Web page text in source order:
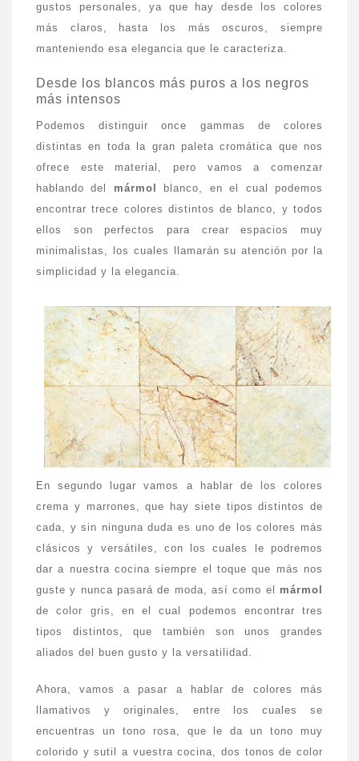
gustos personales, ya que hay desde los colores
más claros, hasta los más oscuros, siempre
manteniendo esa elegancia que le caracteriza.
Desde los blancos más puros a los negros
más intensos
Podemos distinguir once gammas de colores
distintas en toda la gran paleta cromática que nos
ofrece este material, pero vamos a comenzar
hablando del mármol
blanco, en el cual podemos
encontrar trece colores distintos de blanco, y todos
ellos son perfectos para crear espacios muy
minimalistas, los cuales llamarán su atención por la
simplicidad y la elegancia.
En segundo lugar vamos a hablar de los colores
crema y marrones, que hay siete tipos distintos de
cada, y sin ninguna duda es uno de los colores más
clásicos y versátiles, con los cuales le podremos
dar a nuestra cocina siempre el toque que más nos
guste y nunca pasará de moda, así como el mármol
de color gris, en el cual podemos encontrar tres
tipos distintos, que también son unos grandes
aliados del buen gusto y la versatilidad.
Ahora, vamos a pasar a hablar de colores más
llamativos y originales, entre los cuales se
encuentras un tono rosa, que le da un tono muy
colorido y sutil a vuestra cocina, dos tonos de color